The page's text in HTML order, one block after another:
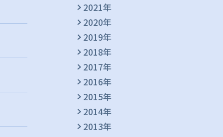
2021年
2020年
2019年
2018年
2017年
2016年
2015年
2014年
2013年